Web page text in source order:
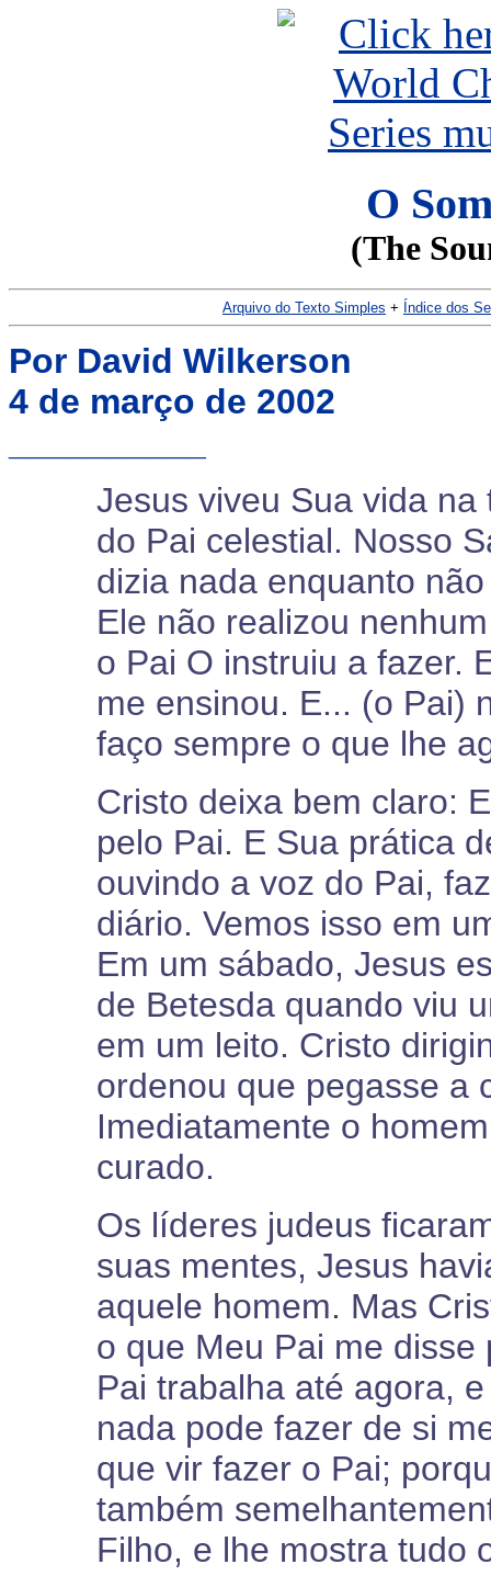
O
(The
Arquivo do Texto Simples + Índice dos
Por David Wilkerson
4 de março de 2002
Jesus viveu Sua vida
do Pai celestial. Nosso
dizia nada enquanto
Ele não realizou
o Pai O instruiu a fazer.
me ensinou. E... (o Pai)
faço sempre o que lhe
Cristo deixa bem claro:
pelo Pai. E Sua prática
ouvindo a voz do Pai,
diário. Vemos isso em
Em um sábado, Jesus
de Betesda quando viu
em um leito. Cristo
ordenou que pegasse a
Imediatamente o
curado.
Os líderes judeus
suas mentes, Jesus
aquele homem. Mas
o que Meu Pai me disse
Pai trabalha até agora,
nada pode fazer de si
que vir fazer o Pai;
também
Filho, e lhe mostra tudo